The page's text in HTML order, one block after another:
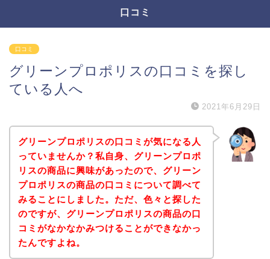
口コミ
口コミ
グリーンプロポリスの口コミを探し
ている人へ
2021年6月29日
グリーンプロポリスの口コミが気になる人
っていませんか？私自身、グリーンプロポ
リスの商品に興味があったので、グリーン
プロポリスの商品の口コミについて調べて
みることにしました。ただ、色々と探した
のですが、グリーンプロポリスの商品の口
コミがなかなかみつけることができなかっ
たんですよね。